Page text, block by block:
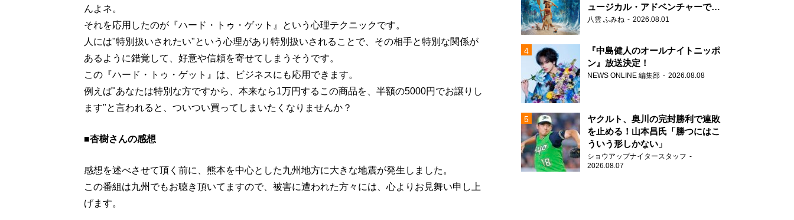
んよネ。
それを応用したのが『ハード・トゥ・ゲット』という心理テクニックです。
人には"特別扱いされたい"という心理があり特別扱いされることで、その相手と特別な関係が
あるように錯覚して、好意や信頼を寄せてしまうそうです。
この『ハード・トゥ・ゲット』は、ビジネスにも応用できます。
例えば"あなたは特別な方ですから、本来なら1万円するこの商品を、半額の5000円でお譲りし
ます"と言われると、ついつい買ってしまいたくなりませんか？
■杏樹さんの感想
感想を述べさせて頂く前に、熊本を中心とした九州地方に大きな地震が発生しました。
この番組は九州でもお聴き頂いてますので、被害に遭われた方々には、心よりお見舞い申し上
げます。
ュージカル・アドベンチャーで美
声を響かせる
八雲 ふみね 2026.08.01
『中島健人のオールナイトニッポ
ン』放送決定！
NEWS ONLINE 編集部 2026.08.08
ヤクルト、奥川の完封勝利で連敗
を止める！山本昌氏「勝つにはこ
ういう形しかない」
ショウアップナイタースタッフ
2026.08.07